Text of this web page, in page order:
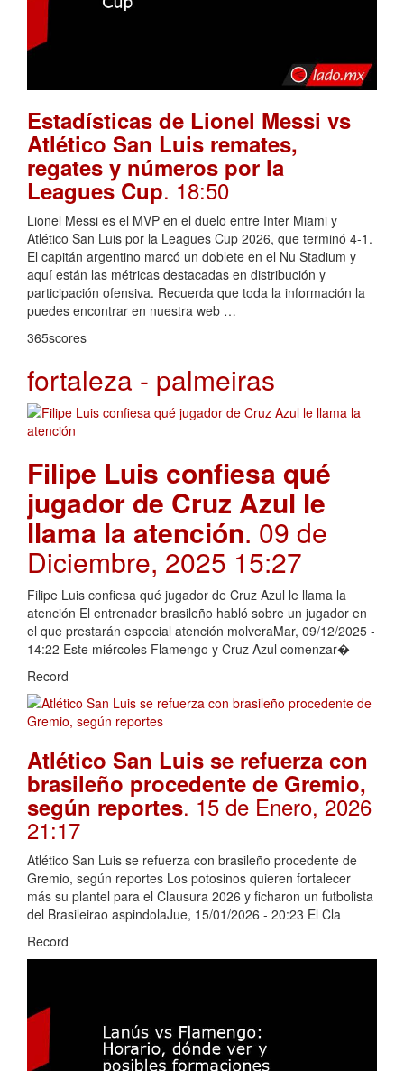
Estadísticas de Lionel Messi vs
Atlético San Luis remates,
regates y números por la
Leagues Cup. 18:50
Lionel Messi es el MVP en el duelo entre Inter Miami y
Atlético San Luis por la Leagues Cup 2026, que terminó 4-1.
El capitán argentino marcó un doblete en el Nu Stadium y
aquí están las métricas destacadas en distribución y
participación ofensiva. Recuerda que toda la información la
puedes encontrar en nuestra web …
365scores
fortaleza - palmeiras
Filipe Luis confiesa qué
jugador de Cruz Azul le
llama la atención. 09 de
Diciembre, 2025 15:27
Filipe Luis confiesa qué jugador de Cruz Azul le llama la
atención El entrenador brasileño habló sobre un jugador en
el que prestarán especial atención molveraMar, 09/12/2025 -
14:22 Este miércoles Flamengo y Cruz Azul comenzar�
Record
Atlético San Luis se refuerza con
brasileño procedente de Gremio,
según reportes. 15 de Enero, 2026
21:17
Atlético San Luis se refuerza con brasileño procedente de
Gremio, según reportes Los potosinos quieren fortalecer
más su plantel para el Clausura 2026 y ficharon un futbolista
del Brasileirao aspindolaJue, 15/01/2026 - 20:23 El Cla
Record